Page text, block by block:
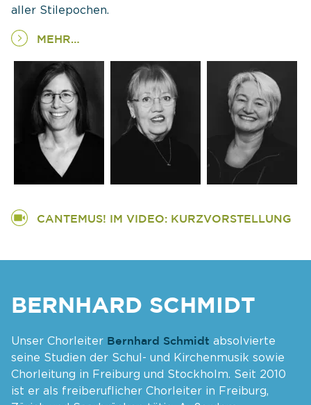
aller Stilepochen.
MEHR…
CANTEMUS! IM VIDEO: KURZVORSTELLUNG
BERNHARD SCHMIDT
Unser Chorleiter Bernhard Schmidt absolvierte
seine Studien der Schul- und Kirchenmusik sowie
Chorleitung in Freiburg und Stockholm. Seit 2010
ist er als freiberuflicher Chorleiter in Freiburg,